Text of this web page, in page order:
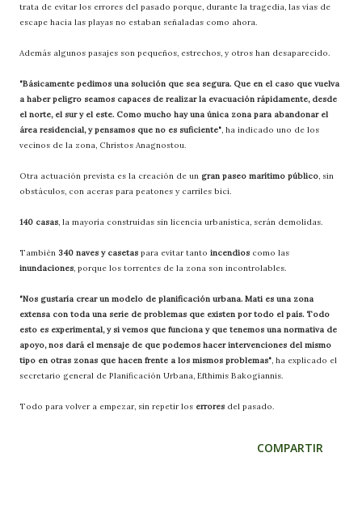
trata de evitar los errores del pasado porque, durante la tragedia, las vías de
escape hacia las playas no estaban señaladas como ahora.
Además algunos pasajes son pequeños, estrechos, y otros han desaparecido.
"Básicamente pedimos una solución que sea segura. Que en el caso que vuelva
a haber peligro seamos capaces de realizar la evacuación rápidamente, desde
el norte, el sur y el este. Como mucho hay una única zona para abandonar el
área residencial, y pensamos que no es suficiente", ha indicado uno de los
vecinos de la zona, Christos Anagnostou.
Otra actuación prevista es la creación de un gran paseo marítimo público, sin
obstáculos, con aceras para peatones y carriles bici.
140 casas, la mayoría construidas sin licencia urbanística, serán demolidas.
También 340 naves y casetas para evitar tanto incendios como las
inundaciones, porque los torrentes de la zona son incontrolables.
"Nos gustaría crear un modelo de planificación urbana. Mati es una zona
extensa con toda una serie de problemas que existen por todo el país. Todo
esto es experimental, y si vemos que funciona y que tenemos una normativa de
apoyo, nos dará el mensaje de que podemos hacer intervenciones del mismo
tipo en otras zonas que hacen frente a los mismos problemas", ha explicado el
secretario general de Planificación Urbana, Efthimis Bakogiannis.
Todo para volver a empezar, sin repetir los errores del pasado.
COMPARTIR